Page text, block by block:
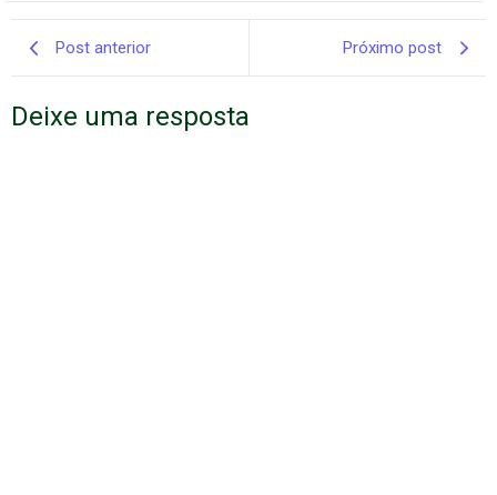
Post anterior Próximo post
Deixe uma resposta